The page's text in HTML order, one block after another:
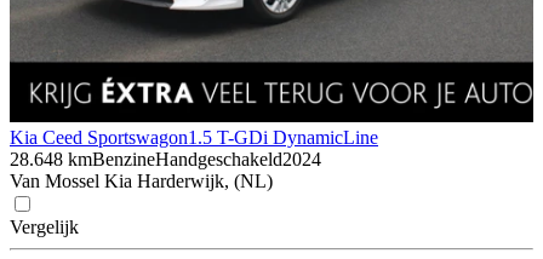
Kia Ceed Sportswagon1.5 T-GDi DynamicLine
28.648 kmBenzineHandgeschakeld2024
Van Mossel Kia Harderwijk, (NL)
Vergelijk